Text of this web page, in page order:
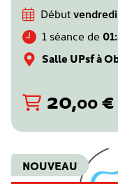
Début
1 séance de
Salle UPsf à
20,00€
NOUVEAU